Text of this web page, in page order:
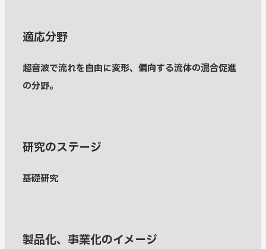
適応分野
超音波で流れを自由に変形、偏向する流体の混合促進
の分野。
研究のステージ
基礎研究
製品化、事業化のイメージ